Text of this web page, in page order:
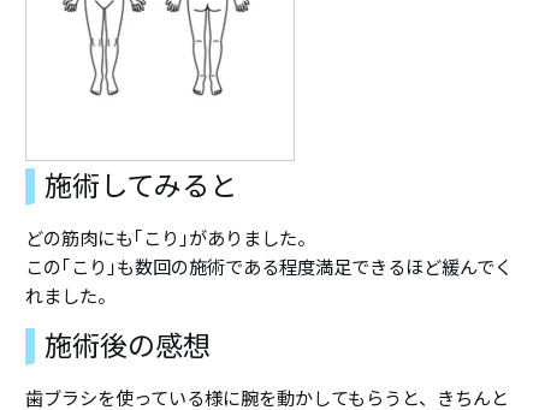
施術してみると
どの筋肉にも｢こり｣がありました。
この｢こり｣も数回の施術である程度満足できるほど緩んでく
れました。
施術後の感想
歯ブラシを使っている様に腕を動かしてもらうと、きちんと